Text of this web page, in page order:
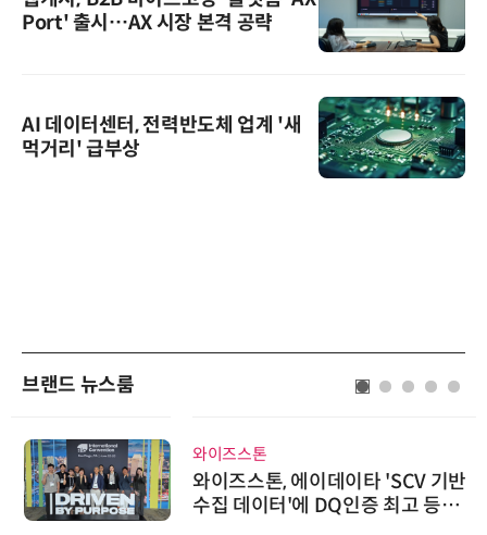
Port' 출시…AX 시장 본격 공략
AI 데이터센터, 전력반도체 업계 '새
먹거리' 급부상
브랜드 뉴스룸
와이즈스톤
와이즈스톤, 에이데이타 'SCV 기반
수집 데이터'에 DQ인증 최고 등급